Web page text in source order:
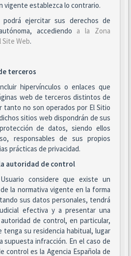
vigente establezca lo contrario.
ejercitar sus derechos de
accediendo a la Zona
Site Web.
terceros
hipervínculos o enlaces que
web de terceros distintos de
tanto no son operados por El Sitio
sitios web dispondrán de sus
de datos, siendo ellos
responsables de sus propios
prácticas de privacidad.
autoridad de control
considere que existe un
la normativa vigente en la forma
sus datos personales, tendrá
efectiva y a presentar una
de control, en particular,
tenga su residencia habitual, lugar
supuesta infracción. En el caso de
control es la Agencia Española de